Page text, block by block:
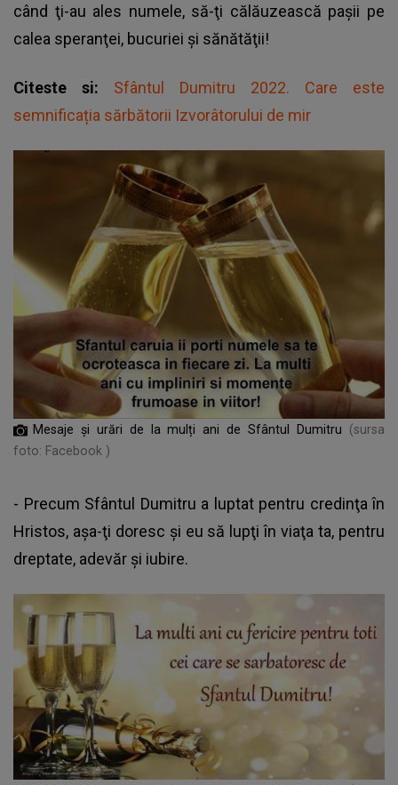
când ţi-au ales numele, să-ţi călăuzească paşii pe
calea speranţei, bucuriei şi sănătăţii!
Citeste si: Sfântul Dumitru 2022. Care este
semnificația sărbătorii Izvorâtorului de mir
Mesaje și urări de la mulți ani de Sfântul Dumitru
(sursa
foto: Facebook )
- Precum Sfântul Dumitru a luptat pentru credinţa în
Hristos, aşa-ţi doresc şi eu să lupţi în viaţa ta, pentru
dreptate, adevăr şi iubire.